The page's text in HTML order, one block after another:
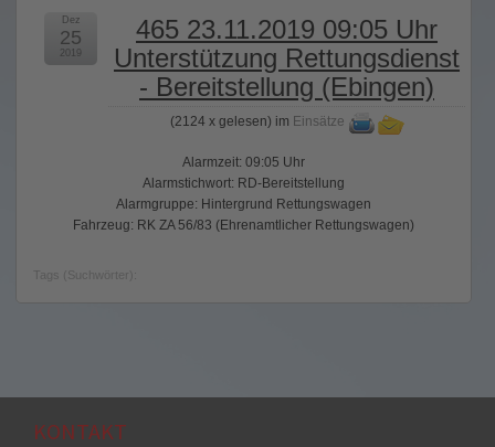
465 23.11.2019 09:05 Uhr
Unterstützung Rettungsdienst
- Bereitstellung (Ebingen)
(2124 x gelesen) im Einsätze
Dez
25
2019
Alarmzeit: 09:05 Uhr
Alarmstichwort: RD-Bereitstellung
Alarmgruppe: Hintergrund Rettungswagen
Fahrzeug: RK ZA 56/83 (Ehrenamtlicher Rettungswagen)
Tags (Suchwörter):
KONTAKT